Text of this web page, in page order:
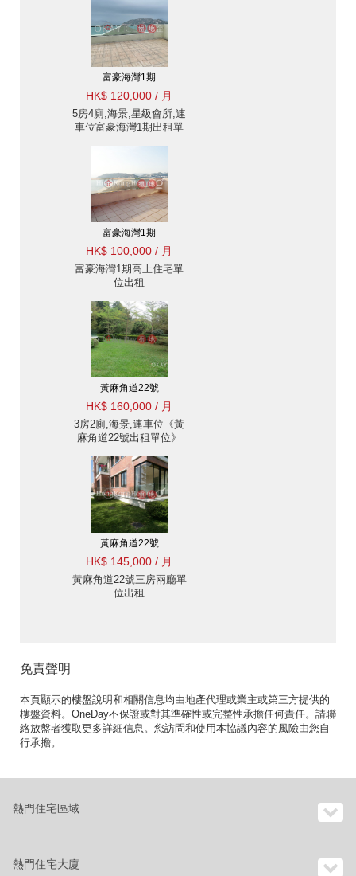
富豪海灣1期
HK$ 120,000 / 月
5房4廁,海景,星級會所,連
車位富豪海灣1期出租單
富豪海灣1期
HK$ 100,000 / 月
富豪海灣1期高上住宅單
位出租
黃麻角道22號
HK$ 160,000 / 月
3房2廁,海景,連車位《黃
麻角道22號出租單位》
黃麻角道22號
HK$ 145,000 / 月
黃麻角道22號三房兩廳單
位出租
免責聲明
本頁顯示的樓盤說明和相關信息均由地產代理或業主或第三方提供的
樓盤資料。OneDay不保證或對其準確性或完整性承擔任何責任。請聯
絡放盤者獲取更多詳細信息。您訪問和使用本協議內容的風險由您自
行承擔。
熱門住宅區域
熱門住宅大廈